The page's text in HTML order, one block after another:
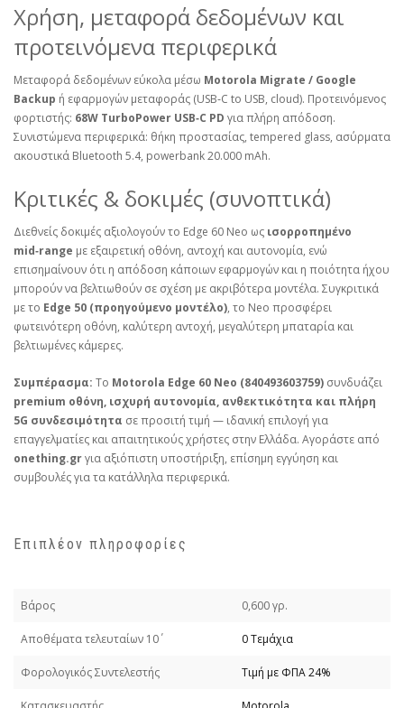
Χρήση, μεταφορά δεδομένων και
προτεινόμενα περιφερικά
Μεταφορά δεδομένων εύκολα μέσω Motorola Migrate / Google
Backup ή εφαρμογών μεταφοράς (USB‑C to USB, cloud). Προτεινόμενος
φορτιστής: 68W TurboPower USB‑C PD για πλήρη απόδοση.
Συνιστώμενα περιφερικά: θήκη προστασίας, tempered glass, ασύρματα
ακουστικά Bluetooth 5.4, powerbank 20.000 mAh.
Κριτικές & δοκιμές (συνοπτικά)
Διεθνείς δοκιμές αξιολογούν το Edge 60 Neo ως ισορροπημένο
mid‑range με εξαιρετική οθόνη, αντοχή και αυτονομία, ενώ
επισημαίνουν ότι η απόδοση κάποιων εφαρμογών και η ποιότητα ήχου
μπορούν να βελτιωθούν σε σχέση με ακριβότερα μοντέλα. Συγκριτικά
με το Edge 50 (προηγούμενο μοντέλο), το Neo προσφέρει
φωτεινότερη οθόνη, καλύτερη αντοχή, μεγαλύτερη μπαταρία και
βελτιωμένες κάμερες.
Συμπέρασμα: Το Motorola Edge 60 Neo (840493603759) συνδυάζει
premium οθόνη, ισχυρή αυτονομία, ανθεκτικότητα και πλήρη
5G συνδεσιμότητα σε προσιτή τιμή — ιδανική επιλογή για
επαγγελματίες και απαιτητικούς χρήστες στην Ελλάδα. Αγοράστε από
onething.grγια αξιόπιστη υποστήριξη, επίσημη εγγύηση και
συμβουλές για τα κατάλληλα περιφερικά.
Επιπλέον πληροφορίες
Βάρος 0,600 γρ.
Απoθέματα τελευταίων 10΄ 0 Τεμάχια
Φορολογικός Συντελεστής Τιμή με ΦΠΑ 24%